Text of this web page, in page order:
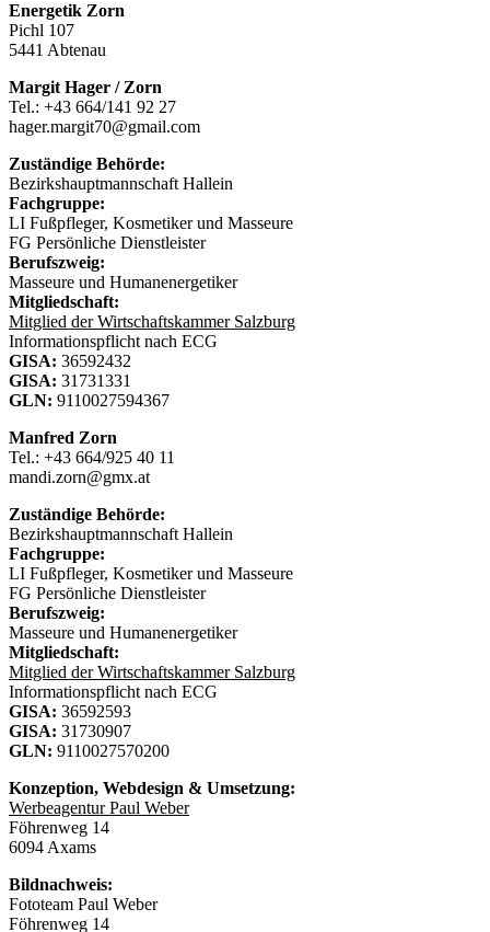
Energetik Zorn
Pichl 107
5441 Abtenau
Margit Hager / Zorn
Tel.: +43 664/141 92 27
hager.margit70@gmail.com
Zuständige Behörde:
Bezirkshauptmannschaft Hallein
Fachgruppe:
LI Fußpfleger, Kosmetiker und Masseure
FG Persönliche Dienstleister
Berufszweig:
Masseure und Humanenergetiker
Mitgliedschaft:
Mitglied der Wirtschaftskammer Salzburg
Informationspflicht nach ECG
GISA: 36592432
GISA: 31731331
GLN: 9110027594367
Manfred Zorn
Tel.: +43 664/925 40 11
mandi.zorn@gmx.at
Zuständige Behörde:
Bezirkshauptmannschaft Hallein
Fachgruppe:
LI Fußpfleger, Kosmetiker und Masseure
FG Persönliche Dienstleister
Berufszweig:
Masseure und Humanenergetiker
Mitgliedschaft:
Mitglied der Wirtschaftskammer Salzburg
Informationspflicht nach ECG
GISA: 36592593
GISA: 31730907
GLN: 9110027570200
Konzeption, Webdesign & Umsetzung:
Werbeagentur Paul Weber
Föhrenweg 14
6094 Axams
Bildnachweis:
Fototeam Paul Weber
Föhrenweg 14